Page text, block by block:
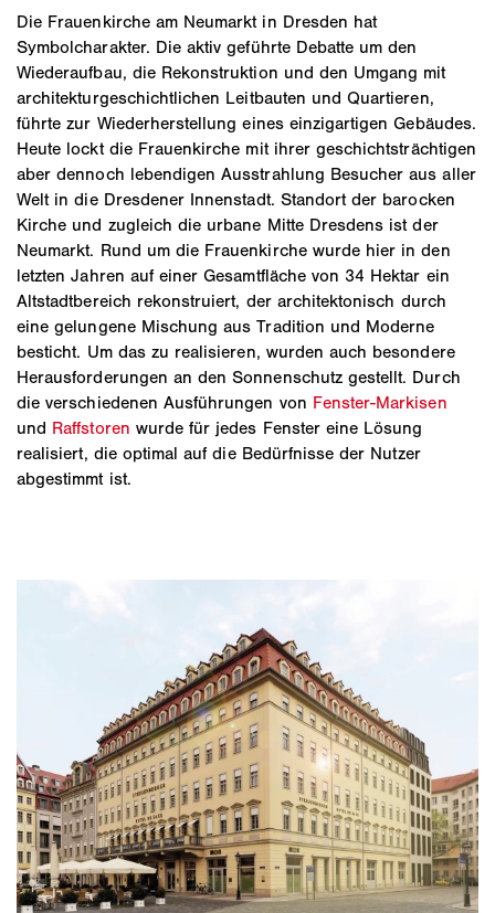
Die Frauenkirche am Neumarkt in Dresden hat
Symbolcharakter. Die aktiv geführte Debatte um den
Wiederaufbau, die Rekonstruktion und den Umgang mit
architekturgeschichtlichen Leitbauten und Quartieren,
führte zur Wiederherstellung eines einzigartigen Gebäudes.
Heute lockt die Frauenkirche mit ihrer geschichtsträchtigen
aber dennoch lebendigen Ausstrahlung Besucher aus aller
Welt in die Dresdener Innenstadt. Standort der barocken
Kirche und zugleich die urbane Mitte Dresdens ist der
Neumarkt. Rund um die Frauenkirche wurde hier in den
letzten Jahren auf einer Gesamtfläche von 34 Hektar ein
Altstadtbereich rekonstruiert, der architektonisch durch
eine gelungene Mischung aus Tradition und Moderne
besticht. Um das zu realisieren, wurden auch besondere
Herausforderungen an den Sonnenschutz gestellt. Durch
die verschiedenen Ausführungen von Fenster-Markisen
und Raffstoren wurde für jedes Fenster eine Lösung
realisiert, die optimal auf die Bedürfnisse der Nutzer
abgestimmt ist.